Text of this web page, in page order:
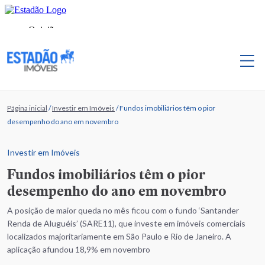
Página inicial /Investir em Imóveis /Fundos imobiliários têm o pior
desempenho do ano em novembro
Investir em Imóveis
Fundos imobiliários têm o pior
desempenho do ano em novembro
A posição de maior queda no mês ficou com o fundo ‘Santander
Renda de Aluguéis’ (SARE11), que investe em imóveis comerciais
localizados majoritariamente em São Paulo e Rio de Janeiro. A
aplicação afundou 18,9% em novembro